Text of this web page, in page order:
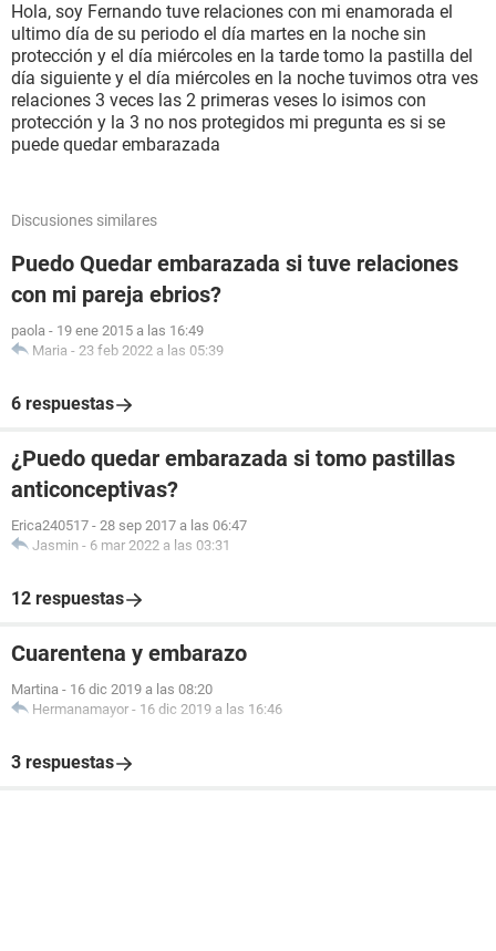
Hola, soy Fernando tuve relaciones con mi enamorada el
ultimo día de su periodo el día martes en la noche sin
protección y el día miércoles en la tarde tomo la pastilla del
día siguiente y el día miércoles en la noche tuvimos otra ves
relaciones 3 veces las 2 primeras veses lo isimos con
protección y la 3 no nos protegidos mi pregunta es si se
puede quedar embarazada
Discusiones similares
Puedo Quedar embarazada si tuve relaciones
con mi pareja ebrios?
paola - 19 ene 2015 a las 16:49
Maria - 23 feb 2022 a las 05:39
6 respuestas
¿Puedo quedar embarazada si tomo pastillas
anticonceptivas?
Erica240517 - 28 sep 2017 a las 06:47
Jasmin - 6 mar 2022 a las 03:31
12 respuestas
Cuarentena y embarazo
Martina - 16 dic 2019 a las 08:20
Hermanamayor - 16 dic 2019 a las 16:46
3 respuestas